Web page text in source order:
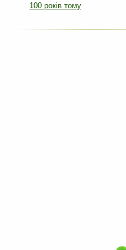
100 років тому